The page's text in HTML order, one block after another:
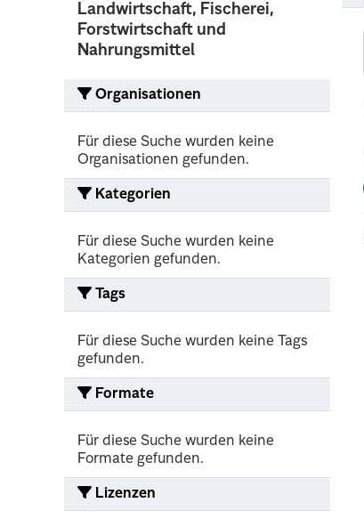
Landwirtschaft, Fischerei,
Forstwirtschaft und
Nahrungsmittel
Organisationen
Für diese Suche wurden keine
Organisationen gefunden.
Kategorien
Für diese Suche wurden keine
Kategorien gefunden.
Tags
Für diese Suche wurden keine Tags
gefunden.
Formate
Für diese Suche wurden keine
Formate gefunden.
Lizenzen